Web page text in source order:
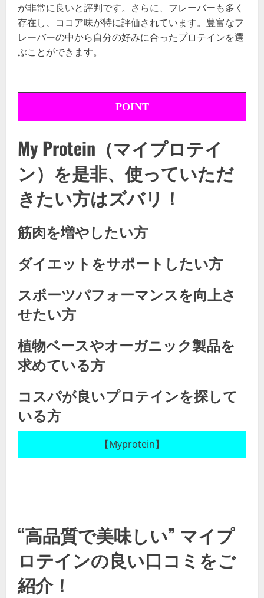
が非常に良いと評判です。さらに、フレーバーも多く
存在し、ココア味が特に評価されています。豊富なフ
レーバーの中から自分の好みに合ったプロテインを選
ぶことができます。
POINT
My Protein（マイプロテイ
ン）を是非、使っていただ
きたい方はズバリ！
筋肉を増やしたい方
ダイエットをサポートしたい方
スポーツパフォーマンスを向上さ
せたい方
植物ベースやオーガニック製品を
求めている方
コスパが良いプロテインを探して
いる方
【Myprotein】
“高品質で美味しい” マイプ
ロテインの良い口コミをご
紹介！